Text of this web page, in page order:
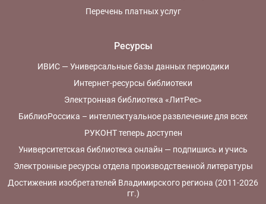
Перечень платных услуг
Ресурсы
ИВИС — Универсальные базы данных периодики
Интернет-ресурсы библиотеки
Электронная библиотека «ЛитРес»
БиблиоРоссика – интеллектуальное развлечение для всех
РУКОНТ теперь доступен
Университетская библиотека онлайн — подпишись и учись
Электронные ресурсы отдела производственной литературы
Достижения изобретателей Владимирского региона (2011-2026
гг.)